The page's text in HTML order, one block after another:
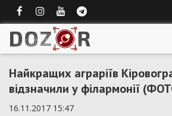
Найкращих аграріїв
відзначили у філармонії
16.11.2017 15:47